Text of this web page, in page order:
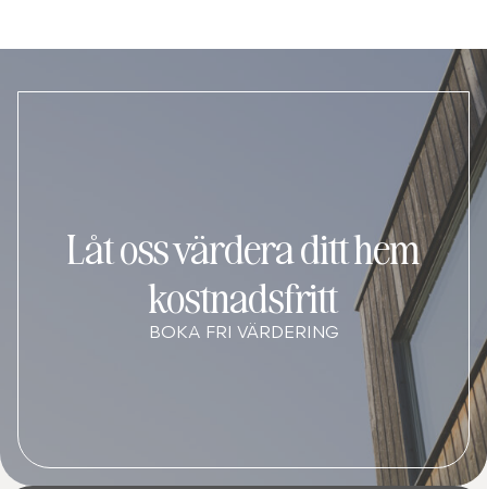
Låt oss värdera ditt hem
kostnadsfritt
BOKA FRI VÄRDERING